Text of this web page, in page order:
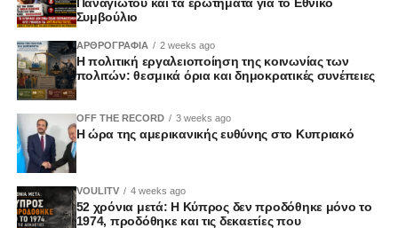
Συμβούλιο
ΑΡΘΡΟΓΡΑΦΙΑ 2 weeks ago
Η πολιτική εργαλειοποίηση της κοινωνίας των
πολιτών: θεσμικά όρια και δημοκρατικές συνέπειες
OFF THE RECORD 3 weeks ago
Η ώρα της αμερικανικής ευθύνης στο Κυπριακό
VOULITV 4 weeks ago
52 χρόνια μετά: Η Κύπρος δεν προδόθηκε μόνο το
1974, προδόθηκε και τις δεκαετίες που